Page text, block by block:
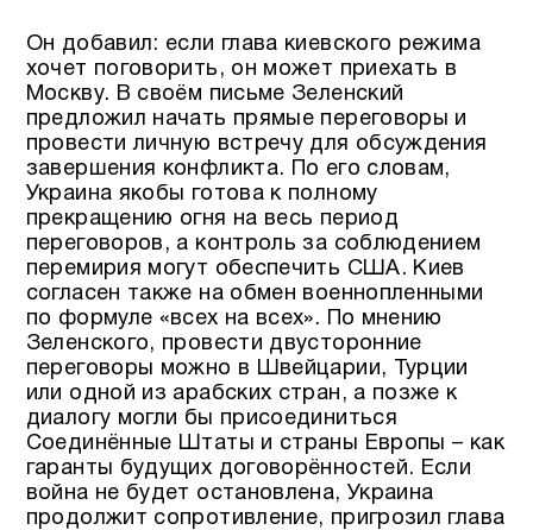
Он добавил: если глава киевского режима
хочет поговорить, он может приехать в
Москву. В своём письме Зеленский
предложил начать прямые переговоры и
провести личную встречу для обсуждения
завершения конфликта. По его словам,
Украина якобы готова к полному
прекращению огня на весь период
переговоров, а контроль за соблюдением
перемирия могут обеспечить США. Киев
согласен также на обмен военнопленными
по формуле «всех на всех». По мнению
Зеленского, провести двусторонние
переговоры можно в Швейцарии, Турции
или одной из арабских стран, а позже к
диалогу могли бы присоединиться
Соединённые Штаты и страны Европы – как
гаранты будущих договорённостей. Если
война не будет остановлена, Украина
продолжит сопротивление, пригрозил глава